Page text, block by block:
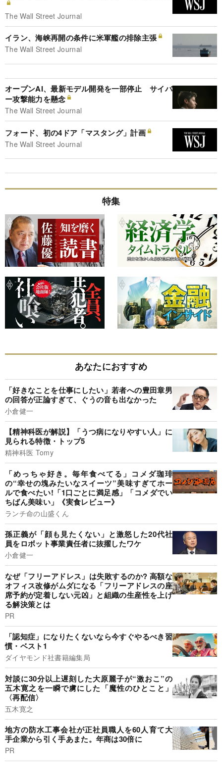
The Wall Street Journal
イラン、海峡再開の条件に米軍艦の排除主張
The Wall Street Journal
オープンAI、最新モデル開発を一部停止 サイバ
ー攻撃能力を懸念
The Wall Street Journal
フォード、初の4ドア「マスタング」計画
The Wall Street Journal
特集
あなたにおすすめ
「好きなことを仕事にしたい」若者への豊田章男
の回答が正論すぎて、ぐうの音も出なかった
小倉健一
【精神科医が解説】「うつ病になりやすい人」に
見られる特徴・トップ5
精神科医 Tomy
「めっちゃ好き。毎年食べてる」コメダ珈琲
の“幸せの塊みたいなスイーツ”美味すぎてホー
ルで食べたい!「1口ごとに満足感」「コメダでい
ちばん美味い」《実食レビュー》
ランチ命の山盛くん
孫正義が「顔も見たくない」と激怒した20代社
員をロボット事業責任者に抜擢したワケ
小倉健一
なぜ「フリーアドレス」は失敗するのか? 高額な
オフィス改修がムダになる「フリーアドレスの座
席予約が定着しない元凶」と組織の生産性を上げ
る解決策とは
PR
「認知症」になりたくないなら今すぐやるべき習
慣・ベスト1
ダイヤモンド社書籍編集局
対談に30分以上遅刻した大原麗子が“激おこ”の
五木寛之を一瞬で虜にした「魔性のひとこと」
〈再配信〉
五木寛之
地方の防水工事会社が正社員職人を60人育て大
手企業から引く手あまた。年商は30倍に
PR